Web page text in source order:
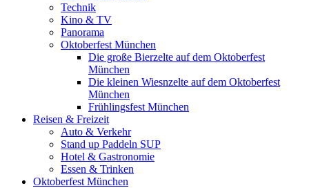
Technik
Kino & TV
Panorama
Oktoberfest München
Die große Bierzelte auf dem Oktoberfest
München
Die kleinen Wiesnzelte auf dem Oktoberfest
München
Frühlingsfest München
Reisen & Freizeit
Auto & Verkehr
Stand up Paddeln SUP
Hotel & Gastronomie
Essen & Trinken
Oktoberfest München